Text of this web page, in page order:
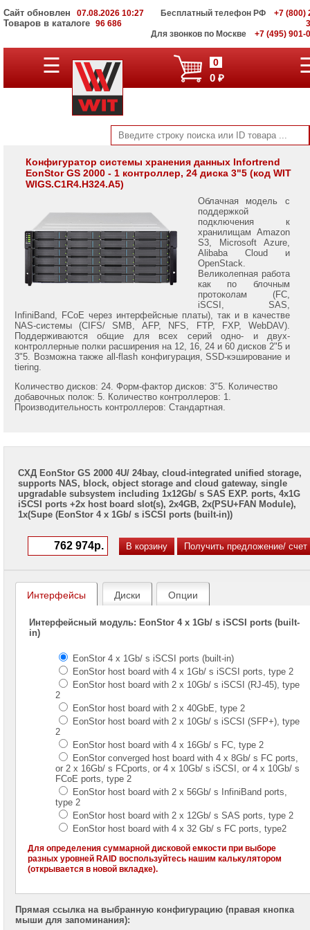
Сайт обновлен 07.08.2026 10:27
Товаров в каталоге 96 686
Бесплатный телефон РФ
+7 (800)
Для звонков по Москве
+7 (495) 901-
Infortrend
EonStor
Pro
1000
Pro
3000
Infortrend
EonStor
GSe
Infortrend
EonStor
GSe
2000
Infortrend
EonStor
GSe
3000
EonStor
1000
Infortrend
EonStor
DS
Infortrend
EonStor
Infortrend
Infortrend
Infortrend
EonStor
GS
4000
☰ 0
0 ₽
Конфигуратор системы хранения данных Infortrend
EonStor GS 2000 - 1 контроллер, 24 диска 3"5 (код WIT
WIGS.C1R4.H324.A5)
Облачная модель с
поддержкой
подключения к
хранилищам Amazon
S3, Microsoft Azure,
Alibaba Cloud и
OpenStack.
Великолепная работа
как по блочным
протоколам (FC,
iSCSI, SAS,
InfiniBand, FCoE через интерфейсные платы), так и в качестве
NAS-системы (CIFS/ SMB, AFP, NFS, FTP, FXP, WebDAV).
Поддерживаются общие для всех серий одно- и двух-
контроллерные полки расширения на 12, 16, 24 и 60 дисков 2"5 и
3"5. Возможна также all-flash конфигурация, SSD-кэширование и
tiering.
Количество дисков: 24. Форм-фактор дисков: 3"5. Количество
добавочных полок: 5. Количество контроллеров: 1.
Производительность контроллеров: Стандартная.
СХД EonStor GS 2000 4U/ 24bay, cloud-integrated unified storage,
supports NAS, block, object storage and cloud gateway, single
upgradable subsystem including 1x12Gb/ s SAS EXP. ports, 4x1G
iSCSI ports +2x host board slot(s), 2x4GB, 2x(PSU+FAN Module),
1x(Supe (EonStor 4 x 1Gb/ s iSCSI ports (built-in))
Интерфейсы Диски Опции
Интерфейсный модуль: EonStor 4 x 1Gb/ s iSCSI ports (built-
in)
EonStor 4 x 1Gb/ s iSCSI ports (built-in)
EonStor host board with 4 x 1Gb/ s iSCSI ports, type 2
EonStor host board with 2 x 10Gb/ s iSCSI (RJ-45), type
2
EonStor host board with 2 x 40GbE, type 2
EonStor host board with 2 x 10Gb/ s iSCSI (SFP+), type
2
EonStor host board with 4 x 16Gb/ s FC, type 2
EonStor converged host board with 4 x 8Gb/ s FC ports,
or 2 x 16Gb/ s FCports, or 4 x 10Gb/ s iSCSI, or 4 x 10Gb/ s
FCoE ports, type 2
EonStor host board with 2 x 56Gb/ s InfiniBand ports,
type 2
EonStor host board with 2 x 12Gb/ s SAS ports, type 2
EonStor host board with 4 x 32 Gb/ s FC ports, type2
Для определения суммарной дисковой емкости при выборе
разных уровней RAID воспользуйтесь нашим калькулятором
(открывается в новой вкладке).
Прямая ссылка на выбранную конфигурацию (правая кнопка
мыши для запоминания):